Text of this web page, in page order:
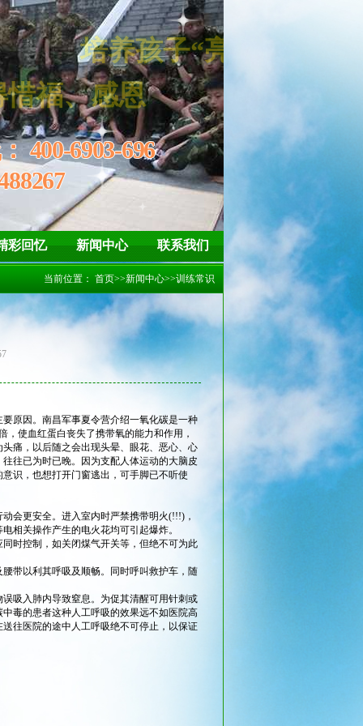
：400-6903-696
彩回忆 新闻中心 联系我们
当前位置： 首页>>新闻中心>>训练常识
原因。南昌军事夏令营介绍一氧化碳是一种
使血红蛋白丧失了携带氧的能力和作用，
痛，以后随之会出现头晕、眼花、恶心、心
往已为时已晚。因为支配人体运动的大脑皮
识，也想打开门窗逃出，可手脚已不听使
更安全。进入室内时严禁携带明火(!!!)，
相关操作产生的电火花均可引起爆炸。
时控制，如关闭煤气开关等，但绝不可为此
带以利其呼吸及顺畅。同时呼叫救护车，随
吸入肺内导致窒息。为促其清醒可用针刺或
毒的患者这种人工呼吸的效果远不如医院高
往医院的途中人工呼吸绝不可停止，以保证